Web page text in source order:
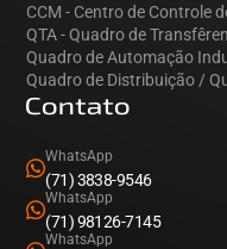
CCM - Centro de Controle
QTA - Quadro de
Quadro de Automação
Quadro de Distribuição /
Contato
WhatsApp
(71) 3838-9546
WhatsApp
(71) 98126-7145
WhatsApp